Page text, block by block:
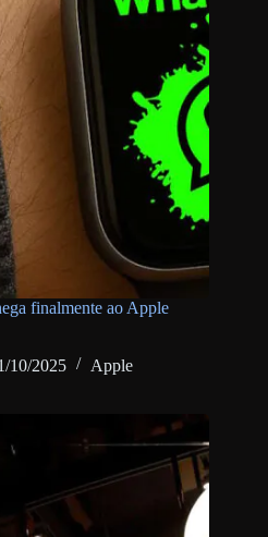
finalmente ao Apple
10/2025 Apple